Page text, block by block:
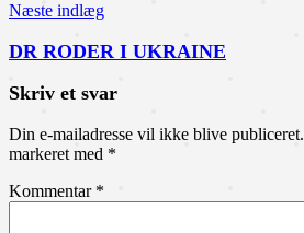
Næste indlæg
DR RODER I UKRAINE
Skriv et svar
Din e-mailadresse vil ikke blive publiceret.
markeret med *
Kommentar *